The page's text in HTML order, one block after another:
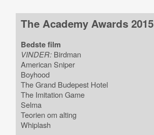
The Academy Awards 2015
Bedste film
VINDER: Birdman
American Sniper
Boyhood
The Grand Budepest Hotel
The Imitation Game
Selma
Teorien om alting
Whiplash